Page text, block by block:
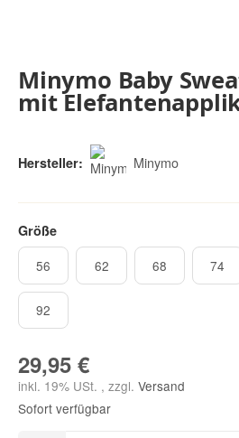
Minymo Baby
mit
Hersteller: Minymo
Größe
56
6262 6868 74
92
29,95 €
inkl. 19% USt. , zzgl. Versand
Sofort verfügbar